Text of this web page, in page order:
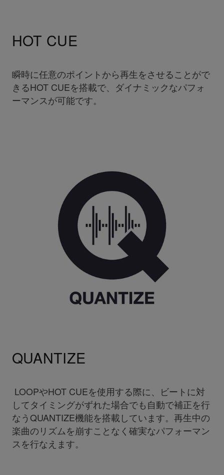
HOT CUE
瞬時に任意のポイントから再生をさせることがで
きるHOT CUEを搭載で、ダイナミックなパフォ
ーマンスが可能です。
QUANTIZE
LOOPやHOT CUEを使用する際に、ビートに対
してタイミングがずれた場合でも自動で補正を行
なうQUANTIZE機能を搭載しています。再生中の
楽曲のリズムを崩すことなく確実なパフォーマン
スを行なえます。